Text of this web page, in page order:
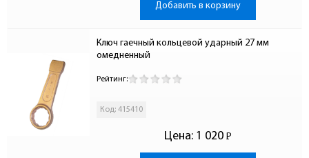
Добавить в корзину
Ключ гаечный кольцевой ударный 27 мм
омедненный
Рейтинг:
Код: 415410
Цена: 1 020 Р
-